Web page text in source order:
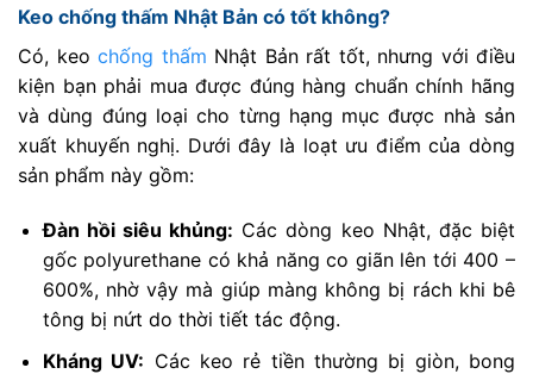
Keo chống thấm Nhật Bản có tốt không?
Có, keo chống thấm Nhật Bản rất tốt, nhưng với điều
kiện bạn phải mua được đúng hàng chuẩn chính hãng
và dùng đúng loại cho từng hạng mục được nhà sản
xuất khuyến nghị. Dưới đây là loạt ưu điểm của dòng
sản phẩm này gồm:
Đàn hồi siêu khủng: Các dòng keo Nhật, đặc biệt
gốc polyurethane có khả năng co giãn lên tới 400 –
600%, nhờ vậy mà giúp màng không bị rách khi bê
tông bị nứt do thời tiết tác động.
Kháng UV: Các keo rẻ tiền thường bị giòn, bong